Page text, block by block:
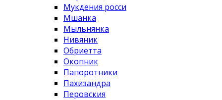
Мукдения росси
Мшанка
Мыльнянка
Нивяник
Обриетта
Окопник
Папоротники
Пахизандра
Перовския